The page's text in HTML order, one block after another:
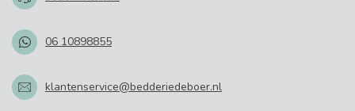
06 10898855
klantenservice@bedderiedeboer.nl